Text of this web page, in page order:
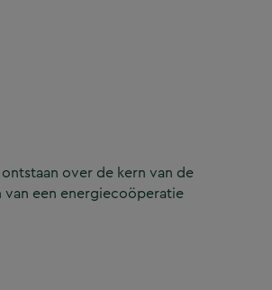
over de kern van de
een energiecoöperatie